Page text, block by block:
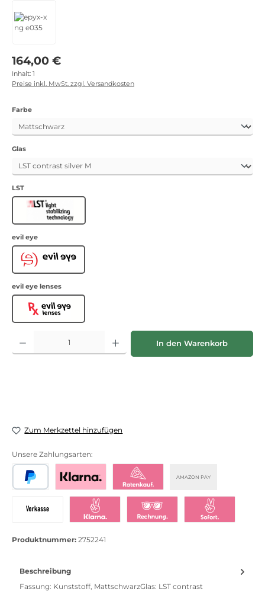
Regulärer Preis:
164,00 €
Inhalt: 1
Preise inkl. MwSt. zzgl. Versandkosten
Farbeauswählen
Glasauswählen
LSTauswählen
LST
evil eyeauswählen
Evil Eye
evil eye lensesauswählen
Evil Eye lenses
Produkt Anzahl: Gib den gewünschten Wert ein oder benutze die
In den Warenkorb
Zum Merkzettel hinzufügen
Unsere Zahlungsarten:
AMAZON PAY
Bezahlen mit KlarnaKlarna Ratenkauf
Produktnummer: 2752241
Beschreibung
Fassung: Kunststoff, MattschwarzGlas: LST contrast